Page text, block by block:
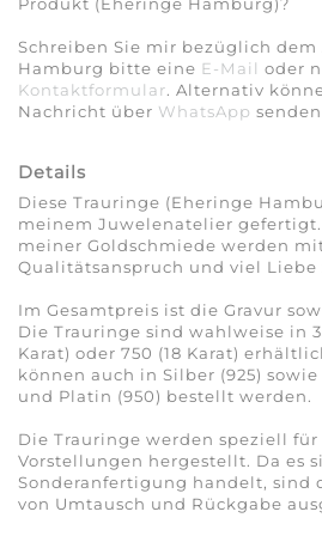
Produkt (Eheringe Hamburg)?
Schreiben Sie mir bezüglich
Hamburg bitte eine E-Mail oder
Kontaktformular. Alternativ
Nachricht über WhatsApp
Details
Diese Trauringe (Eheringe
meinem Juwelenatelier
meiner Goldschmiede werden
Qualitätsanspruch und viel
Im Gesamtpreis ist die Gravur
Die Trauringe sind wahlweise in
Karat) oder 750 (18 Karat)
können auch in Silber (925)
und Platin (950) bestellt werden.
Die Trauringe werden speziell
Vorstellungen hergestellt. Da es
Sonderanfertigung handelt, sind
von Umtausch und Rückgabe